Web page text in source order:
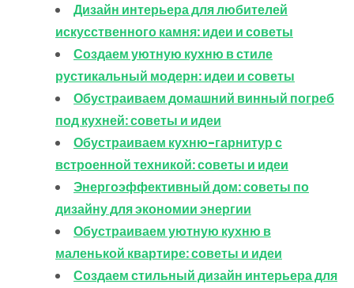
Дизайн интерьера для любителей
искусственного камня: идеи и советы
Создаем уютную кухню в стиле
рустикальный модерн: идеи и советы
Обустраиваем домашний винный погреб
под кухней: советы и идеи
Обустраиваем кухню-гарнитур с
встроенной техникой: советы и идеи
Энергоэффективный дом: советы по
дизайну для экономии энергии
Обустраиваем уютную кухню в
маленькой квартире: советы и идеи
Создаем стильный дизайн интерьера для